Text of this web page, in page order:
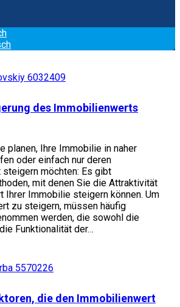
des Immobilienwerts
planen, Ihre Immobilie in naher
oder einfach nur deren
möchten: Es gibt
mit denen Sie die Attraktivität
Ihrer Immobilie steigern können. Um
zu steigern, müssen häufig
werden, die sowohl die
Funktionalität der…
die den Immobilienwert